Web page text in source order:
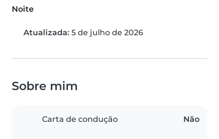
Noite
Atualizada: 5 de julho de 2026
Sobre mim
Carta de condução Não